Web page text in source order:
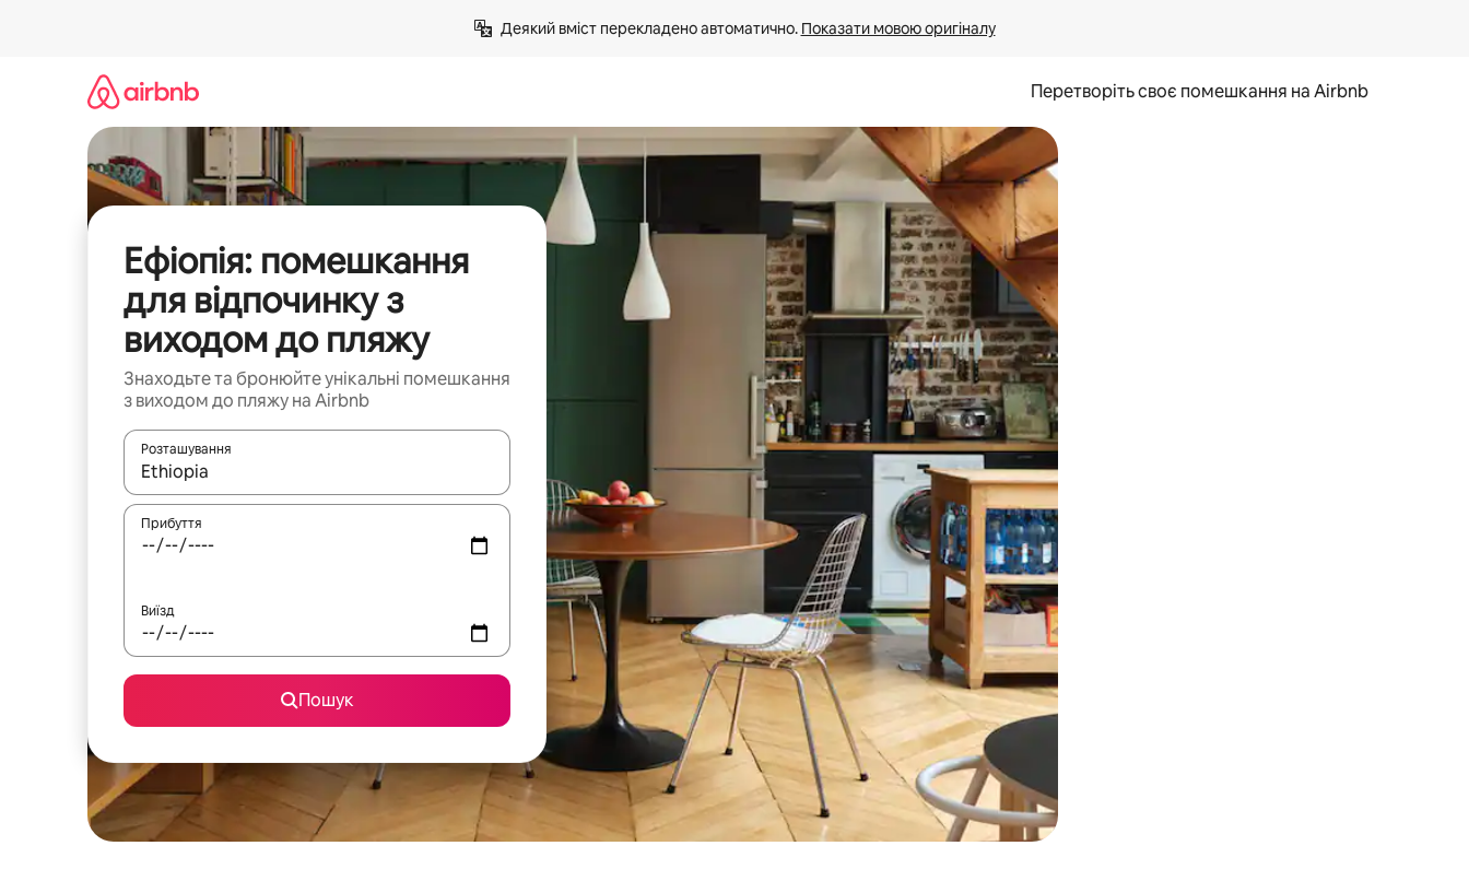
Деякий вміст перекладено автоматично. Показати мовою оригіналу
Перетворіть своє помешкання на Airbnb
Ефіопія: помешкання
для відпочинку з
виходом до пляжу
Знаходьте та бронюйте унікальні помешкання
з виходом до пляжу на Airbnb
Розташування
Отримавши результати пошуку, використовуйте для навігації сторінкою клавіші зі стрілками вгору та вниз або жести дотику та гортання.
Прибуття
Виїзд
Пошук